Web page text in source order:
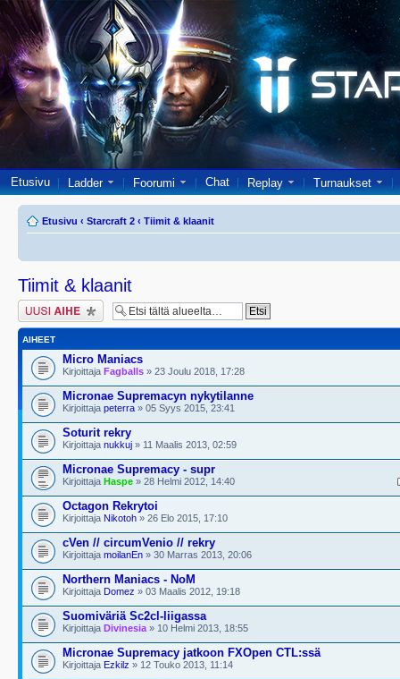
Etusivu Ladder Foorumi Chat Replay Turnaukset
Etusivu ‹ Starcraft 2 ‹ Tiimit & klaanit
Tiimit & klaanit
Lähetä uusi viesti
AIHEET
Micro Maniacs
Kirjoittaja Fagballs » 23 Joulu 2018, 17:28
Micronae Supremacyn nykytilanne
Kirjoittaja peterra » 05 Syys 2015, 23:41
Soturit rekry
Kirjoittaja nukkuj » 11 Maalis 2013, 02:59
Micronae Supremacy - supr
Kirjoittaja Haspe » 28 Helmi 2012, 14:40
Octagon Rekrytoi
Kirjoittaja Nikotoh » 26 Elo 2015, 17:10
cVen // circumVenio // rekry
Kirjoittaja moilanEn » 30 Marras 2013, 20:06
Northern Maniacs - NoM
Kirjoittaja Domez » 03 Maalis 2012, 19:18
Suomiväriä Sc2cl-liigassa
Kirjoittaja Divinesia » 10 Helmi 2013, 18:55
Micronae Supremacy jatkoon FXOpen CTL:ssä
Kirjoittaja Ezkilz » 12 Touko 2013, 11:14